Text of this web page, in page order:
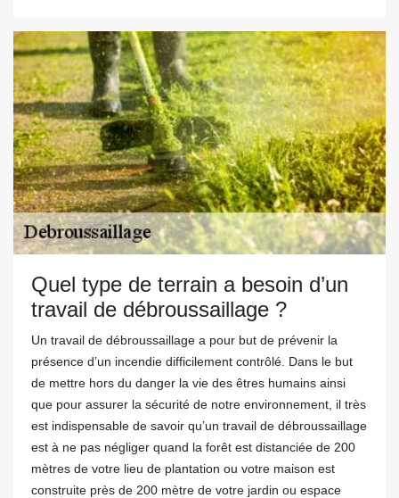
Quel type de terrain a besoin d’un
travail de débroussaillage ?
Un travail de débroussaillage a pour but de prévenir la
présence d’un incendie difficilement contrôlé. Dans le but
de mettre hors du danger la vie des êtres humains ainsi
que pour assurer la sécurité de notre environnement, il très
est indispensable de savoir qu’un travail de débroussaillage
est à ne pas négliger quand la forêt est distanciée de 200
mètres de votre lieu de plantation ou votre maison est
construite près de 200 mètre de votre jardin ou espace